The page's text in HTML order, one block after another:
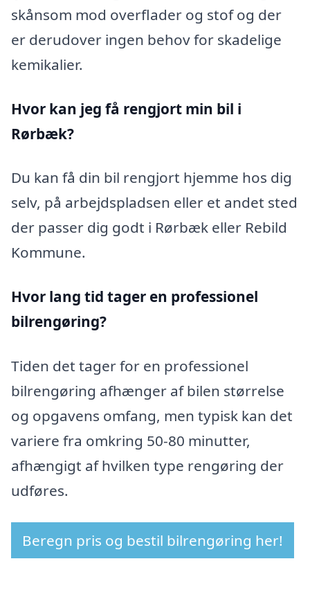
skånsom mod overflader og stof og der
er derudover ingen behov for skadelige
kemikalier.
Hvor kan jeg få rengjort min bil i
Rørbæk?
Du kan få din bil rengjort hjemme hos dig
selv, på arbejdspladsen eller et andet sted
der passer dig godt i Rørbæk eller Rebild
Kommune.
Hvor lang tid tager en professionel
bilrengøring?
Tiden det tager for en professionel
bilrengøring afhænger af bilen størrelse
og opgavens omfang, men typisk kan det
variere fra omkring 50-80 minutter,
afhængigt af hvilken type rengøring der
udføres.
Beregn pris og bestil bilrengøring her!